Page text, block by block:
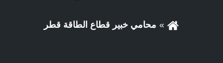
محامي خبير قطاع الطاقة قطر